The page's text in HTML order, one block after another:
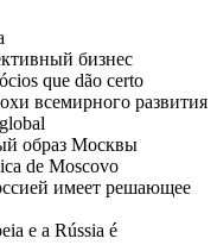
бизнес
que dão certo
всемирного развития
образ Москвы
de Moscovo
имеет решающее
e a Rússia é